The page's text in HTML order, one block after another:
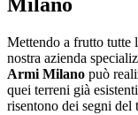
Milano
Mettendo a frutto tutte
nostra azienda
Armi Milano può
quei terreni già
risentono dei segni del